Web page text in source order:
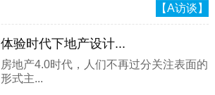
【A访谈】
体验时代下地产设计...
房地产4.0时代，人们不再过分关注表面的
形式主...